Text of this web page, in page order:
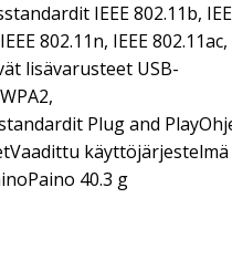
IEEE 802.11b,
802.11n, IEEE 802.11ac,
lisävarusteet USB-
Plug and
käyttöjärjestelmä
40.3 g